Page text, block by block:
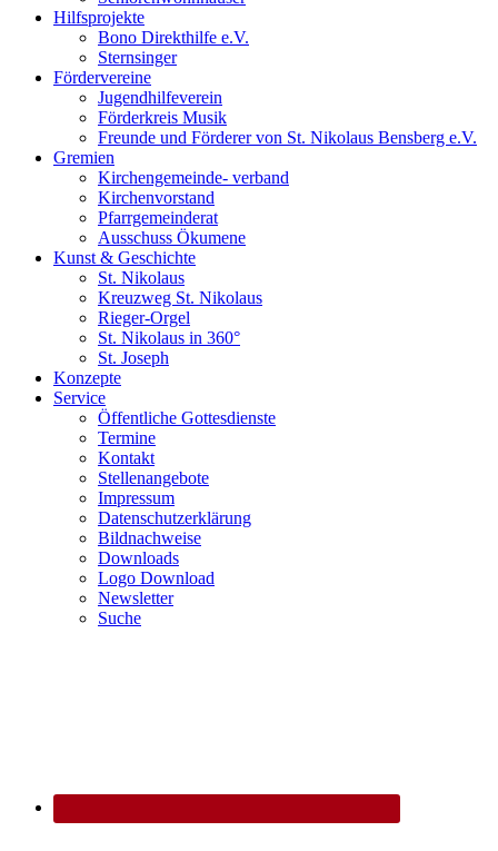
Hilfsprojekte
Bono Direkthilfe e.V.
Sternsinger
Fördervereine
Jugendhilfeverein
Förderkreis Musik
Freunde und Förderer von St. Nikolaus Bensberg e.V.
Gremien
Kirchengemeinde- verband
Kirchenvorstand
Pfarrgemeinderat
Ausschuss Ökumene
Kunst & Geschichte
St. Nikolaus
Kreuzweg St. Nikolaus
Rieger-Orgel
St. Nikolaus in 360°
St. Joseph
Konzepte
Service
Öffentliche Gottesdienste
Termine
Kontakt
Stellenangebote
Impressum
Datenschutzerklärung
Bildnachweise
Downloads
Logo Download
Newsletter
Suche